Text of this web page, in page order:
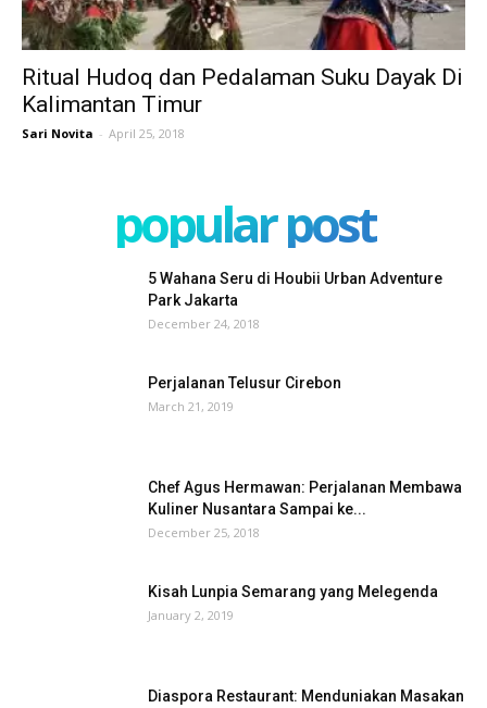
Ritual Hudoq dan Pedalaman Suku Dayak Di
Kalimantan Timur
Sari Novita - April 25, 2018
popular post
5 Wahana Seru di Houbii Urban Adventure
Park Jakarta
December 24, 2018
Perjalanan Telusur Cirebon
March 21, 2019
Chef Agus Hermawan: Perjalanan Membawa
Kuliner Nusantara Sampai ke...
December 25, 2018
Kisah Lunpia Semarang yang Melegenda
January 2, 2019
Diaspora Restaurant: Menduniakan Masakan